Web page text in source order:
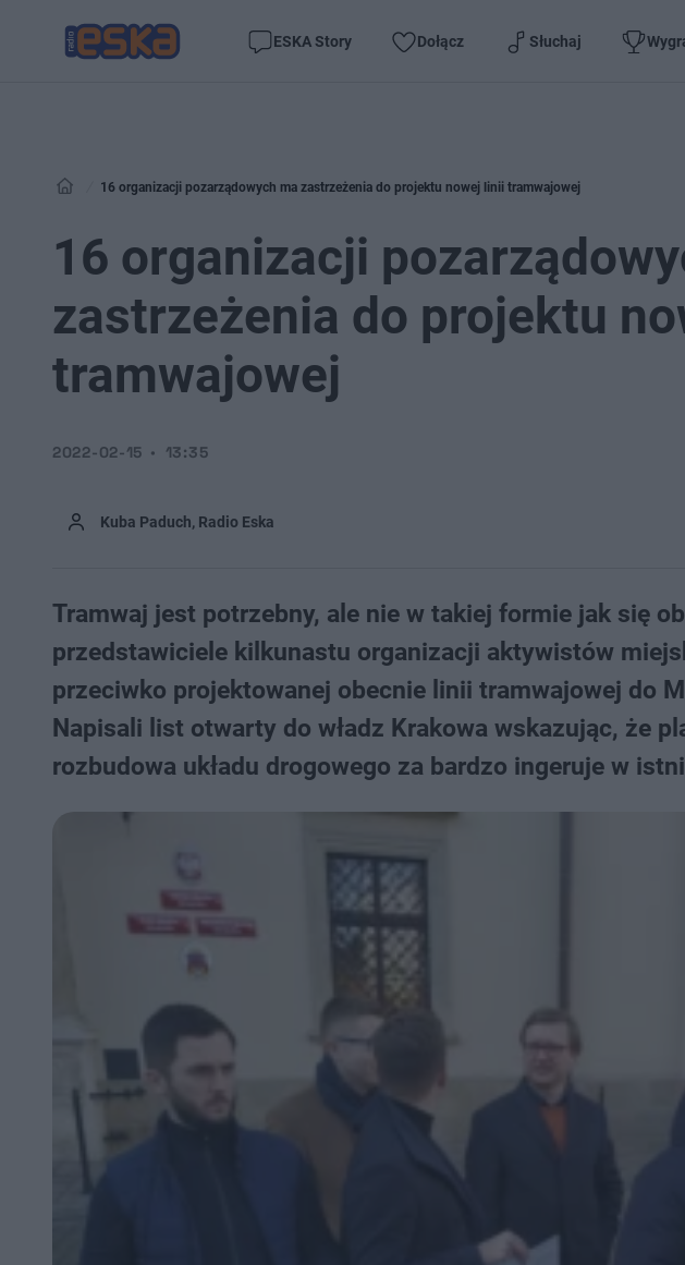
ESKA Story Dołącz Słuchaj
16 organizacji pozarządowych ma zastrzeżenia do projektu nowej linii tramwajowej
16 organizacji
zastrzeżenia do projektu
tramwajowej
Kuba Paduch, Radio Eska
2022-02-15 13:35
Tramwaj jest potrzebny, ale nie w takiej formie jak się
przedstawiciele kilkunastu organizacji aktywistów
przeciwko projektowanej obecnie linii tramwajowej do
Napisali list otwarty do władz Krakowa wskazując, że
rozbudowa układu drogowego za bardzo ingeruje w